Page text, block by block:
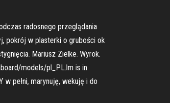
radosnego przeglądania
pokrój w plasterki o grubości ok
Mariusz Zielke. Wyrok.
models/pl_PL.lm is in
pełni, marynuję, wekuję i do